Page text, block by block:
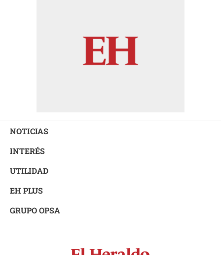
NOTICIAS
INTERÉS
UTILIDAD
EH PLUS
GRUPO OPSA